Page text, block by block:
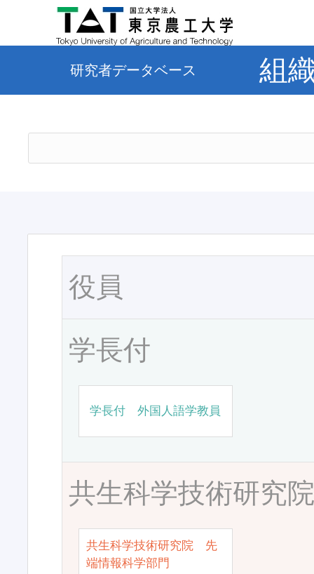
研究者データベース 組
役員
学長付
学長付 外国人語学教員
共生科学技術研究
共生科学技術研究院 先
端情報科学部門